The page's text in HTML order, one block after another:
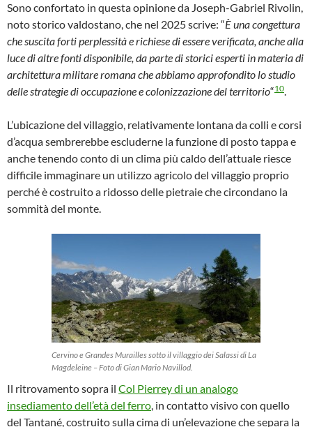
Sono confortato in questa opinione da Joseph-Gabriel Rivolin,
noto storico valdostano, che nel 2025 scrive: “È una congettura
che suscita forti perplessità e richiese di essere verificata, anche alla
luce di altre fonti disponibile, da parte di storici esperti in materia di
architettura militare romana che abbiamo approfondito lo studio
delle strategie di occupazione e colonizzazione del territorio“10.
L’ubicazione del villaggio, relativamente lontana da colli e corsi
d’acqua sembrerebbe escluderne la funzione di posto tappa e
anche tenendo conto di un clima più caldo dell’attuale riesce
difficile immaginare un utilizzo agricolo del villaggio proprio
perché è costruito a ridosso delle pietraie che circondano la
sommità del monte.
Cervino e Grandes Murailles sotto il villaggio dei Salassi di La
Magdeleine – Foto di Gian Mario Navillod.
Il ritrovamento sopra il Col Pierrey di un analogo
insediamento dell’età del ferro, in contatto visivo con quello
del Tantané, costruito sulla cima di un’elevazione che separa la